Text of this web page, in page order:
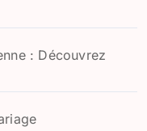
: Découvrez